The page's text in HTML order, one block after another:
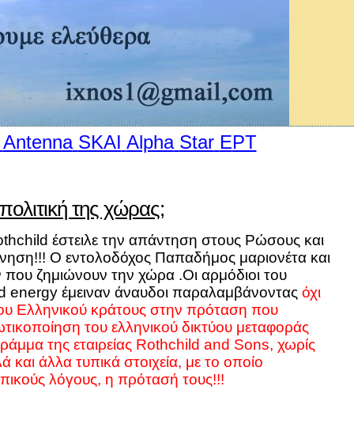
Antenna SKAI Alpha Star EΡΤ
της χώρας;
έστειλε την απάντηση στους Ρώσους και
Ο εντολοδόχος Παπαδήμος μαριονέτα και
που ζημιώνουν την χώρα .Οι αρμόδιοι του
energy έμειναν άναυδοι παραλαμβάνοντας όχι
Ελληνικού κράτους στην πρόταση που
του ελληνικού δικτύου μεταφοράς
της εταιρείας Rothchild and Sons, χωρίς
και άλλα τυπικά στοιχεία, με το οποίο
λόγους, η πρότασή τους!!!